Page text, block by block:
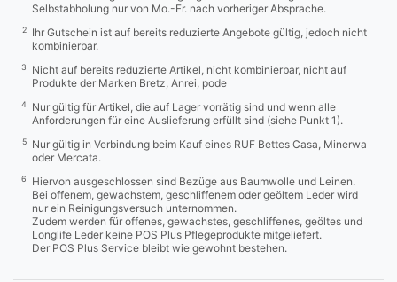
Selbstabholung nur von Mo.-Fr. nach vorheriger Absprache.
2
Ihr Gutschein ist auf bereits reduzierte Angebote gültig, jedoch nicht
kombinierbar.
3
Nicht auf bereits reduzierte Artikel, nicht kombinierbar, nicht auf
Produkte der Marken Bretz, Anrei, pode
4
Nur gültig für Artikel, die auf Lager vorrätig sind und wenn alle
Anforderungen für eine Auslieferung erfüllt sind (siehe Punkt 1).
5
Nur gültig in Verbindung beim Kauf eines RUF Bettes Casa, Minerwa
oder Mercata.
6
Hiervon ausgeschlossen sind Bezüge aus Baumwolle und Leinen.
Bei offenem, gewachstem, geschliffenem oder geöltem Leder wird
nur ein Reinigungsversuch unternommen.
Zudem werden für offenes, gewachstes, geschliffenes, geöltes und
Longlife Leder keine POS Plus Pflegeprodukte mitgeliefert.
Der POS Plus Service bleibt wie gewohnt bestehen.